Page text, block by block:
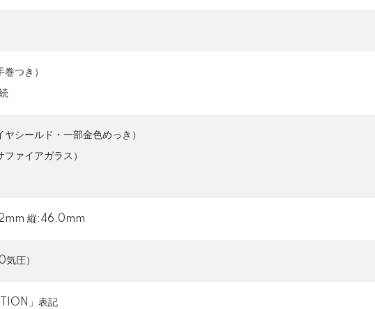
つき）
シールド・一部金色めっき）
ァイアガラス）
縦:46.0mm
気圧）
」表記